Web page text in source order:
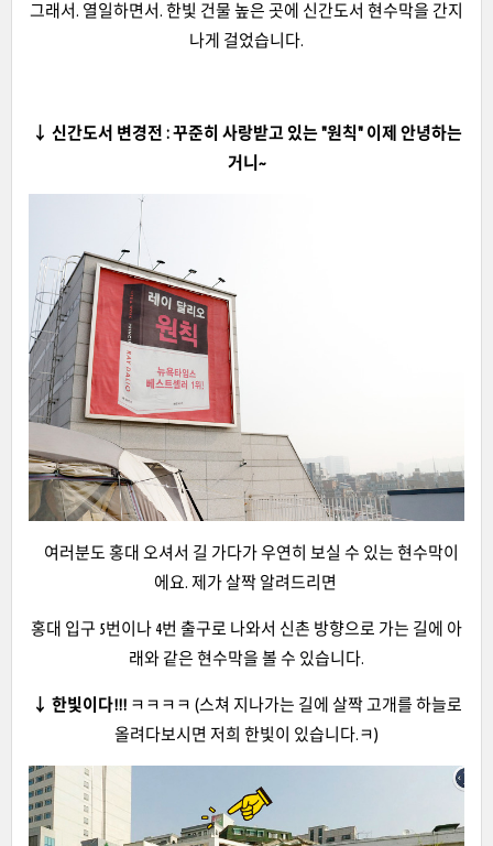
그래서. 열일하면서. 한빛 건물 높은 곳에 신간도서 현수막을 간지
나게 걸었습니다.
↓ 신간도서 변경전 : 꾸준히 사랑받고 있는 "원칙" 이제 안녕하는
거니~
여러분도 홍대 오셔서 길 가다가 우연히 보실 수 있는 현수막이
에요. 제가 살짝 알려드리면
홍대 입구 5번이나 4번 출구로 나와서 신촌 방향으로 가는 길에 아
래와 같은 현수막을 볼 수 있습니다.
↓ 한빛이다!!!ㅋㅋㅋㅋ (스쳐 지나가는 길에 살짝 고개를 하늘로
올려다보시면 저희 한빛이 있습니다.ㅋ)